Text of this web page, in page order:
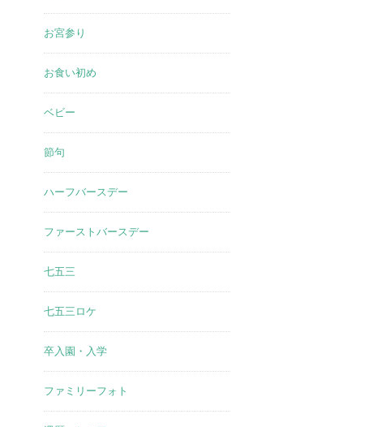
お宮参り
お食い初め
ベビー
節句
ハーフバースデー
ファーストバースデー
七五三
七五三ロケ
卒入園・入学
ファミリーフォト